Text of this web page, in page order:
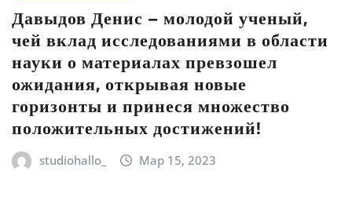
Давыдов Денис – молодой ученый,
чей вклад исследованиями в области
науки о материалах превзошел
ожидания, открывая новые
горизонты и принеся множество
положительных достижений!
studiohallo_ Мар 15, 2023